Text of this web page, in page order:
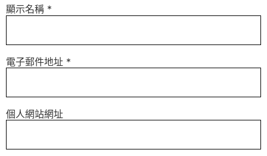
顯示名稱 *
電子郵件地址 *
個人網站網址